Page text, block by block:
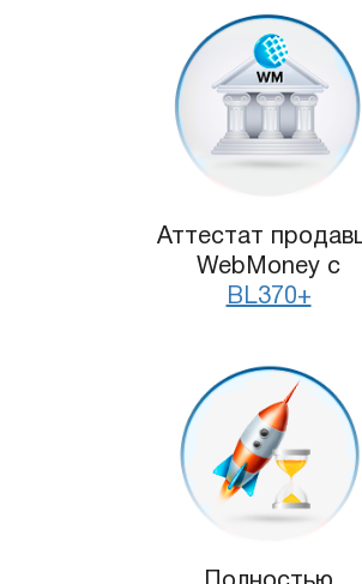
Аттестат
WebMoney с
BL370+